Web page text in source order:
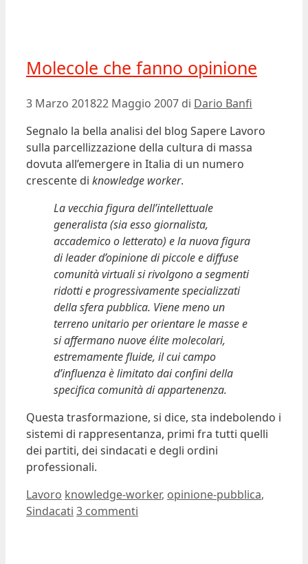
Molecole che fanno opinione
3 Marzo 201822 Maggio 2007 di Dario Banfi
Segnalo la bella analisi del blog Sapere Lavoro
sulla parcellizzazione della cultura di massa
dovuta all’emergere in Italia di un numero
crescente di knowledge worker.
La vecchia figura dell’intellettuale
generalista (sia esso giornalista,
accademico o letterato) e la nuova figura
di leader d’opinione di piccole e diffuse
comunità virtuali si rivolgono a segmenti
ridotti e progressivamente specializzati
della sfera pubblica. Viene meno un
terreno unitario per orientare le masse e
si affermano nuove élite molecolari,
estremamente fluide, il cui campo
d’influenza è limitato dai confini della
specifica comunità di appartenenza.
Questa trasformazione, si dice, sta indebolendo i
sistemi di rappresentanza, primi fra tutti quelli
dei partiti, dei sindacati e degli ordini
professionali.
Categorie
Lavoro Tag
knowledge-worker, opinione-pubblica,
Sindacati 3 commenti